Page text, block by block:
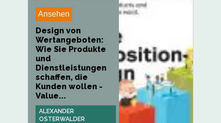
Ansehen
Design von
Wertangeboten:
Wie Sie Produkte
und
Dienstleistungen
schaffen, die
Kunden wollen -
Value...
ALEXANDER
OSTERWALDER